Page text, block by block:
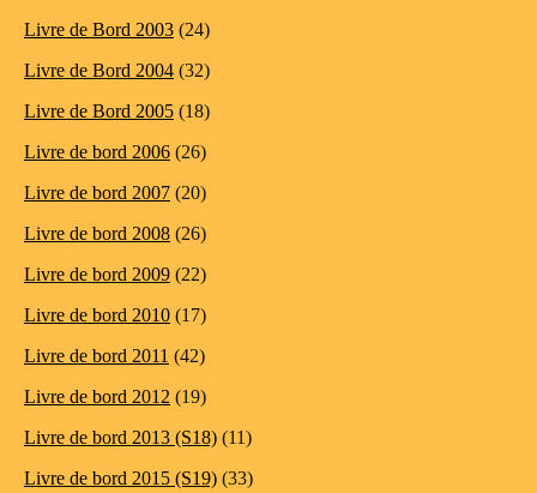
Livre de Bord 2003 (24)
Livre de Bord 2004 (32)
Livre de Bord 2005 (18)
Livre de bord 2006 (26)
Livre de bord 2007 (20)
Livre de bord 2008 (26)
Livre de bord 2009 (22)
Livre de bord 2010 (17)
Livre de bord 2011 (42)
Livre de bord 2012 (19)
Livre de bord 2013 (S18) (11)
Livre de bord 2015 (S19) (33)